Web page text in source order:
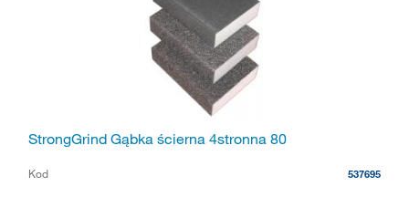
StrongGrind Gąbka ścierna 4stronna 80
Kod 537695